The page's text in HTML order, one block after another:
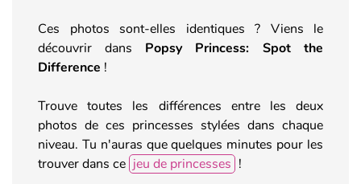
Ces photos sont-elles identiques ? Viens le
découvrir dans Popsy Princess: Spot the
Difference !
Trouve toutes les différences entre les deux
photos de ces princesses stylées dans chaque
niveau. Tu n'auras que quelques minutes pour les
trouver dans ce jeu de princesses !